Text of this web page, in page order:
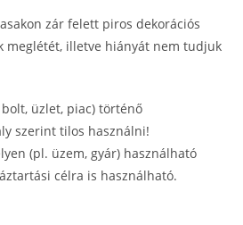
zár felett piros dekorációs
meglétét, illetve hiányát nem tudjuk
üzlet, piac) történő
szerint tilos használni!
(pl. üzem, gyár) használható
célra is használható.